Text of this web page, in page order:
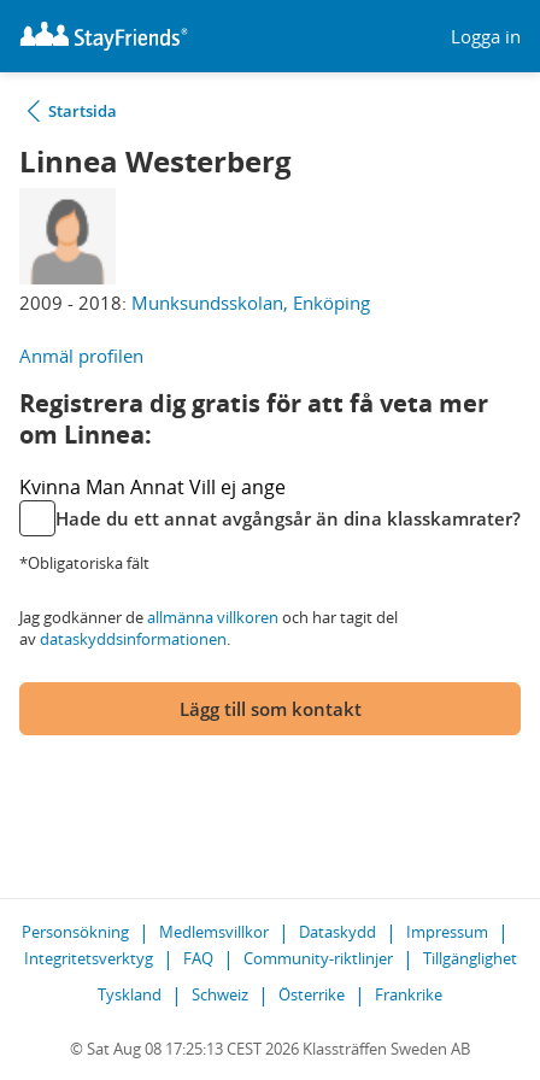
Logga in
Startsida
Linnea Westerberg
2009 - 2018: Munksundsskolan, Enköping
Anmäl profilen
Registrera dig gratis för att få veta mer
om Linnea:
Kvinna Man AnnatVill ej ange
Hade du ett annat avgångsår än dina klasskamrater?
*Obligatoriska fält
Jag godkänner deallmänna villkoren och har tagit del
avdataskyddsinformationen.
Lägg till som kontakt
Personsökning Medlemsvillkor Dataskydd
Impressum
Integritetsverktyg
FAQ Community-riktlinjer
Tillgänglighet
Tyskland
Schweiz Österrike Frankrike
© Sat Aug 08 17:25:13 CEST 2026 Klassträffen Sweden AB